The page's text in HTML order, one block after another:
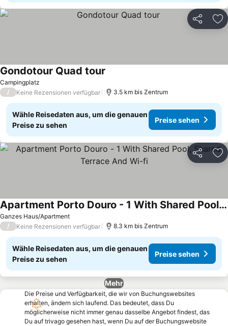
Teilen
Campingplatz
Gondotour Quad tour
/ Keine Rezensionen verfügbar 3.5 km bis Zentrum
Wähle Reisedaten aus, um die genauen
Preise zu sehen
Preise sehen
Teilen
Ganzes Haus/Apartment
Apartment Porto Douro - 1 With Shared Pool, Shared Terrace And Wi-fi
/ Keine Rezensionen verfügbar 8.3 km bis Zentrum
Wähle Reisedaten aus, um die genauen
Preise zu sehen
Preise sehen
Mehr
Die Preise und Verfügbarkeit, die wir von Buchungswebsites
erhalten, ändern sich laufend. Das bedeutet, dass Du
möglicherweise nicht immer genau dasselbe Angebot findest, das
Du auf trivago gesehen hast, wenn Du auf der Buchungswebsite